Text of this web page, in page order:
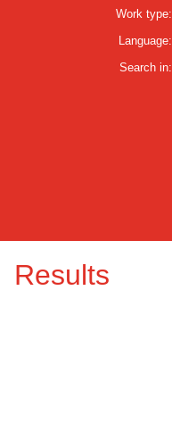
Work type:
Language:
Search in:
Results